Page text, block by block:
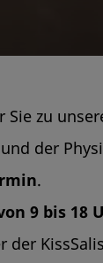
Sie zu
der
.
9 bis 18
der